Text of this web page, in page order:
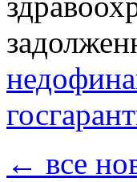
← все